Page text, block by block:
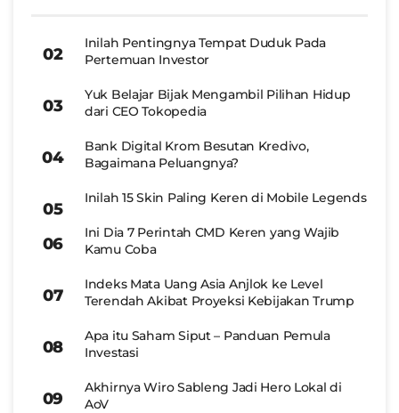
Inilah Pentingnya Tempat Duduk Pada
Pertemuan Investor
Yuk Belajar Bijak Mengambil Pilihan Hidup
dari CEO Tokopedia
Bank Digital Krom Besutan Kredivo,
Bagaimana Peluangnya?
Inilah 15 Skin Paling Keren di Mobile Legends
Ini Dia 7 Perintah CMD Keren yang Wajib
Kamu Coba
Indeks Mata Uang Asia Anjlok ke Level
Terendah Akibat Proyeksi Kebijakan Trump
Apa itu Saham Siput – Panduan Pemula
Investasi
Akhirnya Wiro Sableng Jadi Hero Lokal di
AoV